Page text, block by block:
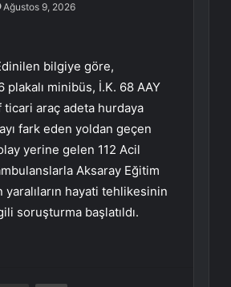
Ağustos 9, 2026
bilgiye göre,
minibüs, İ.K. 68 AAY
ticari araç adeta hurdaya
fark eden yoldan geçen
yerine gelen 112 Acil
Aksaray Eğitim
yaralıların hayati tehlikesinin
soruşturma başlatıldı.
E-Posta ile paylaş Yazdır